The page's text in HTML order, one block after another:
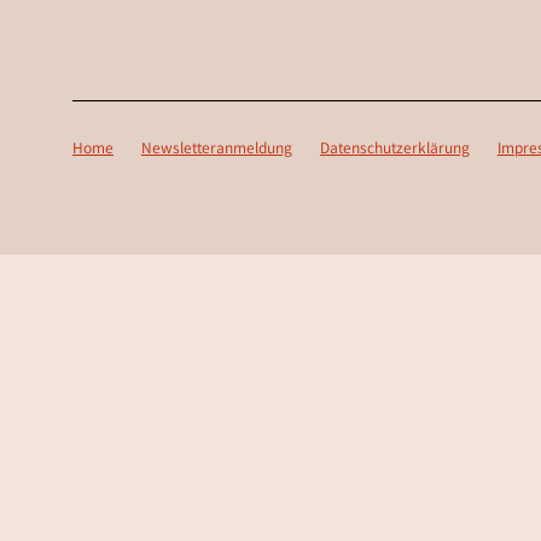
Home Newsletteranmeldung Datenschutzerklärung